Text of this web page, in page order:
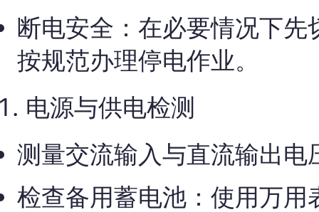
断电安全：在必要情况下
按规范办理停电作业。
电源与供电检测
测量交流输入与直流输出
检查备用蓄电池：使用万